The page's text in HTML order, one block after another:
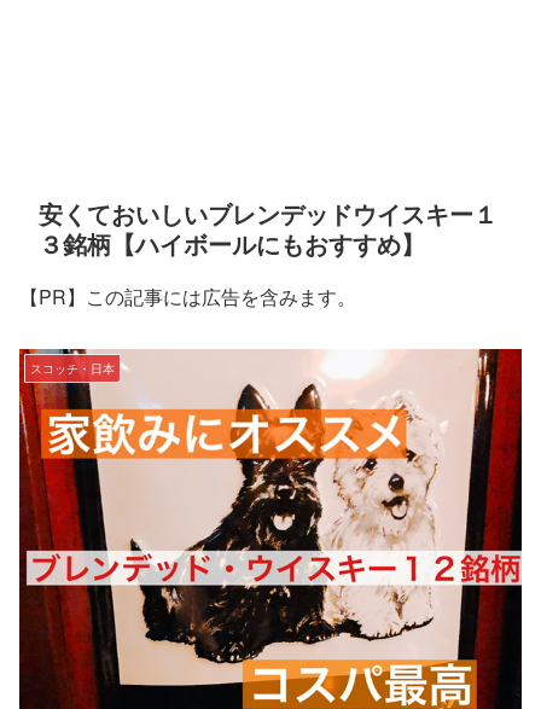
安くておいしいブレンデッドウイスキー１
３銘柄【ハイボールにもおすすめ】
【PR】この記事には広告を含みます。
スコッチ・日本